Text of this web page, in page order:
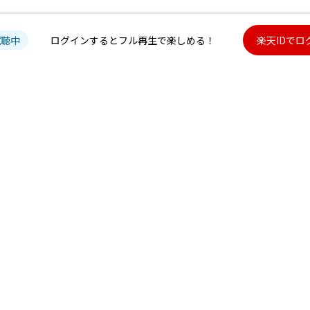
中 ログインするとフル再生で楽しめる！ 楽天IDでロ